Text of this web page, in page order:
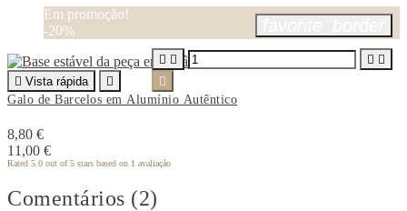
Em promoção!
-20%
 Vista rápida

Galo de Barcelos em Alumínio Autêntico
8,80 €
11,00 €
Rated 5.0 out of 5 stars based on 1 avaliação
   

Comentários (2)